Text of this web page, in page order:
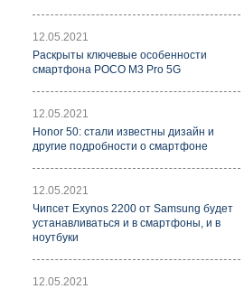
12.05.2021
Раскрыты ключевые особенности
смартфона POCO M3 Pro 5G
12.05.2021
Honor 50: стали известны дизайн и
другие подробности о смартфоне
12.05.2021
Чипсет Exynos 2200 от Samsung будет
устанавливаться и в смартфоны, и в
ноутбуки
12.05.2021